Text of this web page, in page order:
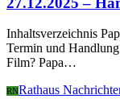
Inhaltsverzeichnis
Termin und
Film? Papa…
RNRathaus